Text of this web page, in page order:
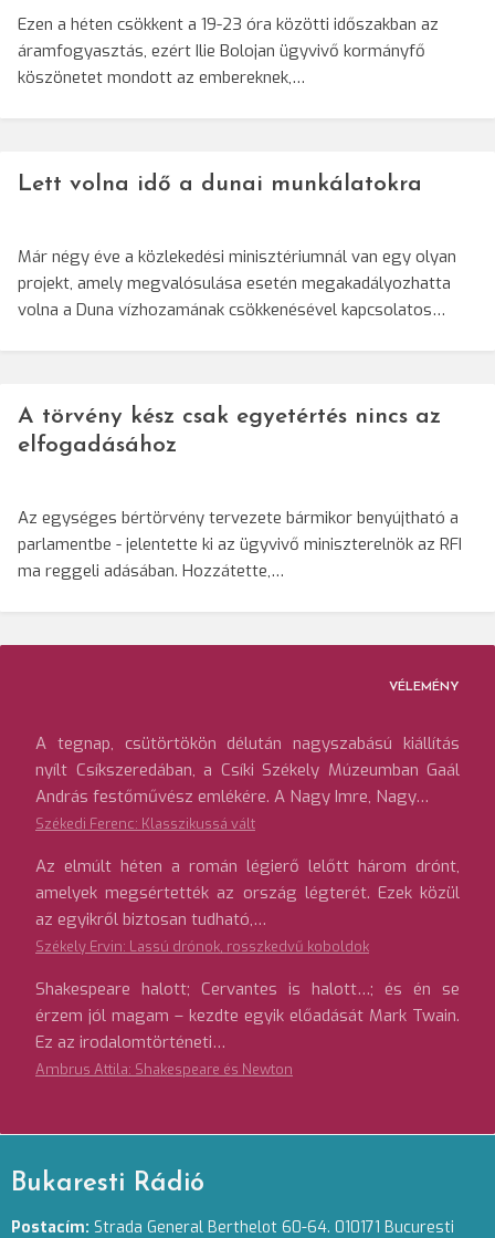
Ezen a héten csökkent a 19-23 óra közötti időszakban az
áramfogyasztás, ezért Ilie Bolojan ügyvivő kormányfő
köszönetet mondott az embereknek,…
Lett volna idő a dunai munkálatokra
Már négy éve a közlekedési minisztériumnál van egy olyan
projekt, amely megvalósulása esetén megakadályozhatta
volna a Duna vízhozamának csökkenésével kapcsolatos…
A törvény kész csak egyetértés nincs az
elfogadásához
Az egységes bértörvény tervezete bármikor benyújtható a
parlamentbe - jelentette ki az ügyvivő miniszterelnök az RFI
ma reggeli adásában. Hozzátette,…
VÉLEMÉNY
A tegnap, csütörtökön délután nagyszabású kiállítás
nyílt Csíkszeredában, a Csíki Székely Múzeumban Gaál
András festőművész emlékére. A Nagy Imre, Nagy…
Székedi Ferenc: Klasszikussá vált
Az elmúlt héten a román légierő lelőtt három drónt,
amelyek megsértették az ország légterét. Ezek közül
az egyikről biztosan tudható,…
Székely Ervin: Lassú drónok, rosszkedvű koboldok
Shakespeare halott; Cervantes is halott…; és én se
érzem jól magam – kezdte egyik előadását Mark Twain.
Ez az irodalomtörténeti…
Ambrus Attila: Shakespeare és Newton
Bukaresti Rádió
Postacím: Strada General Berthelot 60-64. 010171 Bucuresti